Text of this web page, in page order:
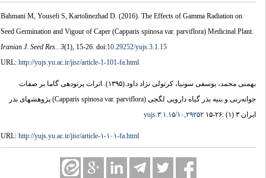
Bahmani M, Yousefi S, Kartolinezhad D.(2016).The Effects of Gamma Radiation on
Seed Germination and Vigour of Caper (Capparis spinosa var. parviflora) Medicinal Plant.
Iranian J. Seed Res..3(1), 15-26. doi:10.29252/yujs.3.1.15
URL:http://yujs.yu.ac.ir/jisr/article-1-101-fa.html
بهمنی محمد، یوسفی سونیا، کرتولی نژاد داود. (۱۳۹۵).
اثرات پرتودهی گاما بر صفات
جوانه‌زنی و بنیه بذر گیاه دارویی لگجی (Capparis spinosa var. parviflora) پژوهشهای بذر
ایران ۳ (۱) :۲۶-۱۵
۱۰,۲۹۲۵۲/yujs.۳.۱.۱۵
URL:http://yujs.yu.ac.ir/jisr/article-۱-۱۰۱-fa.html